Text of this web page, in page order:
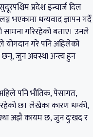
प्रदेश इन्चार्ज दिल
भएकामा धन्यवाद ज्ञापन गर्दै
सामना गरिरहेको बताए। उनले
योगदान गरे पनि अहिलेको
छन्, जुन अवस्था अन्त्य हुन
पनि भौतिक, पेसागत,
छ। लेखेका कारण धम्की,
अझै कायम छ, जुन दुःखद र